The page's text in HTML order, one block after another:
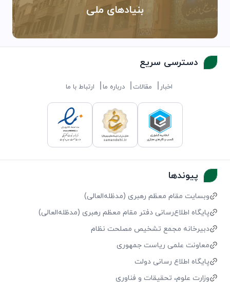
بنیادهای ملی
دسترسی سریع
اخبار مقالات درباره ما ارتباط با ما
پیوندها
وبسایت مقام معظم رهبری (مد‌ظله‌العالی)
پایگاه اطلاع‌رسانی دفتر مقام معظم رهبری (مد‌ظله‌العالی)
دبیرخانه مجمع تشخیص مصلحت نظام
معاونت علمی ریاست جمهوری
پایگاه اطلاع رسانی دولت
وزارت علوم، تحقیقات و فناوری